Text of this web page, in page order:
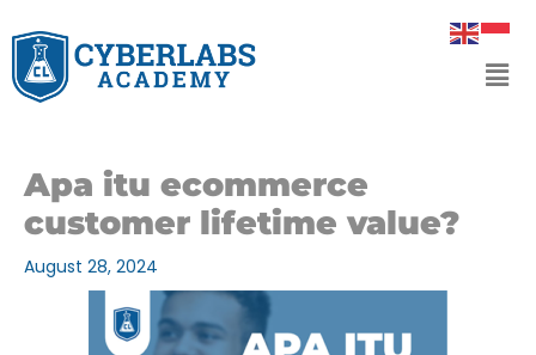
to
content
Apa itu ecommerce
customer lifetime value?
August 28, 2024